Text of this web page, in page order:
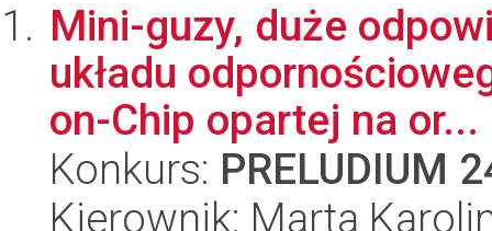
Mini-guzy, duże
układu
on-Chip opartej na or...
Konkurs: PRELUDIUM
Kierownik: Marta